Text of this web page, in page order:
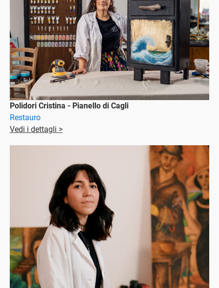
Polidori Cristina - Pianello di Cagli
Restauro
Vedi i dettagli >